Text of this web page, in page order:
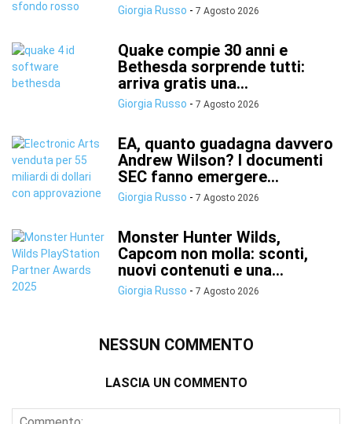
Giorgia Russo - 7 Agosto 2026
Quake compie 30 anni e
Bethesda sorprende tutti:
arriva gratis una...
Giorgia Russo - 7 Agosto 2026
EA, quanto guadagna davvero
Andrew Wilson? I documenti
SEC fanno emergere...
Giorgia Russo - 7 Agosto 2026
Monster Hunter Wilds,
Capcom non molla: sconti,
nuovi contenuti e una...
Giorgia Russo - 7 Agosto 2026
NESSUN COMMENTO
LASCIA UN COMMENTO